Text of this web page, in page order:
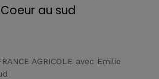
au sud
AGRICOLE avec Emilie